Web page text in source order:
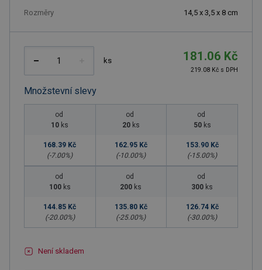
Rozměry 14,5 x 3,5 x 8 cm
ks 181.06 Kč
219.08 Kč s DPH
Množstevní slevy
od
10 ks
168.39 Kč
(-7.00%)
od
20 ks
162.95 Kč
(-10.00%)
od
50 ks
153.90 Kč
(-15.00%)
od
100 ks
144.85 Kč
(-20.00%)
od
200 ks
135.80 Kč
(-25.00%)
od
300 ks
126.74 Kč
(-30.00%)
Není skladem